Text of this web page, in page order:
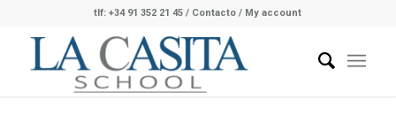
tlf: +34 91 352 21 45 / Contacto/ My account